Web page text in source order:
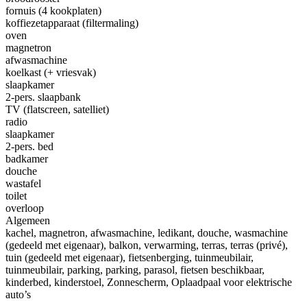
fornuis (4 kookplaten)
koffiezetapparaat (filtermaling)
oven
magnetron
afwasmachine
koelkast (+ vriesvak)
slaapkamer
2-pers. slaapbank
TV (flatscreen, satelliet)
radio
slaapkamer
2-pers. bed
badkamer
douche
wastafel
toilet
overloop
Algemeen
kachel, magnetron, afwasmachine, ledikant, douche, wasmachine
(gedeeld met eigenaar), balkon, verwarming, terras, terras (privé),
tuin (gedeeld met eigenaar), fietsenberging, tuinmeubilair,
tuinmeubilair, parking, parking, parasol, fietsen beschikbaar,
kinderbed, kinderstoel, Zonnescherm, Oplaadpaal voor elektrische
auto’s